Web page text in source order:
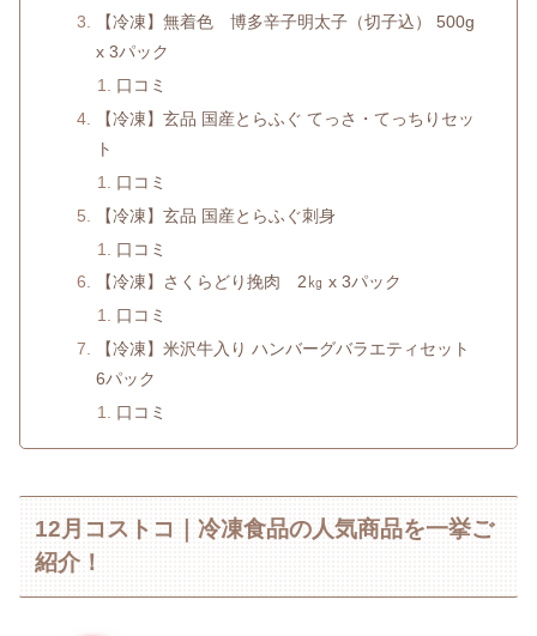
【冷凍】無着色 博多辛子明太子（切子込） 500g
x 3パック
口コミ
【冷凍】玄品 国産とらふぐ てっさ・てっちりセッ
ト
口コミ
【冷凍】玄品 国産とらふぐ刺身
口コミ
【冷凍】さくらどり挽肉 2㎏ x 3パック
口コミ
【冷凍】米沢牛入り ハンバーグバラエティセット
6パック
口コミ
12月コストコ｜冷凍食品の人気商品を一挙ご
紹介！